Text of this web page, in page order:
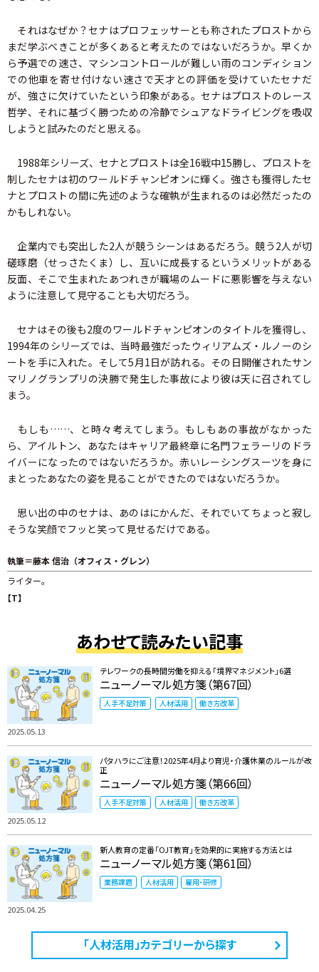
それはなぜか？セナはプロフェッサーとも称されたプロストから
まだ学ぶべきことが多くあると考えたのではないだろうか。早くか
ら予選での速さ、マシンコントロールが難しい雨のコンディション
での他車を寄せ付けない速さで天才との評価を受けていたセナだ
が、強さに欠けていたという印象がある。セナはプロストのレース
哲学、それに基づく勝つための冷静でシュアなドライビングを吸収
しようと試みたのだと思える。
1988年シリーズ、セナとプロストは全16戦中15勝し、プロストを
制したセナは初のワールドチャンピオンに輝く。強さも獲得したセ
ナとプロストの間に先述のような確執が生まれるのは必然だったの
かもしれない。
企業内でも突出した2人が競うシーンはあるだろう。競う2人が切
磋琢磨（せっさたくま）し、互いに成長するというメリットがある
反面、そこで生まれたあつれきが職場のムードに悪影響を与えない
ように注意して見守ることも大切だろう。
セナはその後も2度のワールドチャンピオンのタイトルを獲得し、
1994年のシリーズでは、当時最強だったウィリアムズ・ルノーのシ
ートを手に入れた。そして5月1日が訪れる。その日開催されたサン
マリノグランプリの決勝で発生した事故により彼は天に召されてし
まう。
もしも……、と時々考えてしまう。もしもあの事故がなかった
ら、アイルトン、あなたはキャリア最終章に名門フェラーリのドラ
イバーになったのではないだろうか。赤いレーシングスーツを身に
まとったあなたの姿を見ることができたのではないだろうか。
思い出の中のセナは、あのはにかんだ、それでいてちょっと寂し
そうな笑顔でフッと笑って見せるだけである。
執筆＝藤本 信治（オフィス・グレン）
ライター。
【T】
あわせて読みたい記事
2025.05.13
テレワークの長時間労働を抑える「境界マネジメント」6選
ニューノーマル処方箋（第67回）
人手不足対策 人材活用 働き方改革
2025.05.12
パタハラにご注意！2025年4月より育児・介護休業のルールが改
正
ニューノーマル処方箋（第66回）
人手不足対策 人材活用 働き方改革
2025.04.25
新人教育の定番「OJT教育」を効果的に実施する方法とは
ニューノーマル処方箋（第61回）
業務課題 人材活用 雇用・研修
「人材活用」カテゴリーから探す